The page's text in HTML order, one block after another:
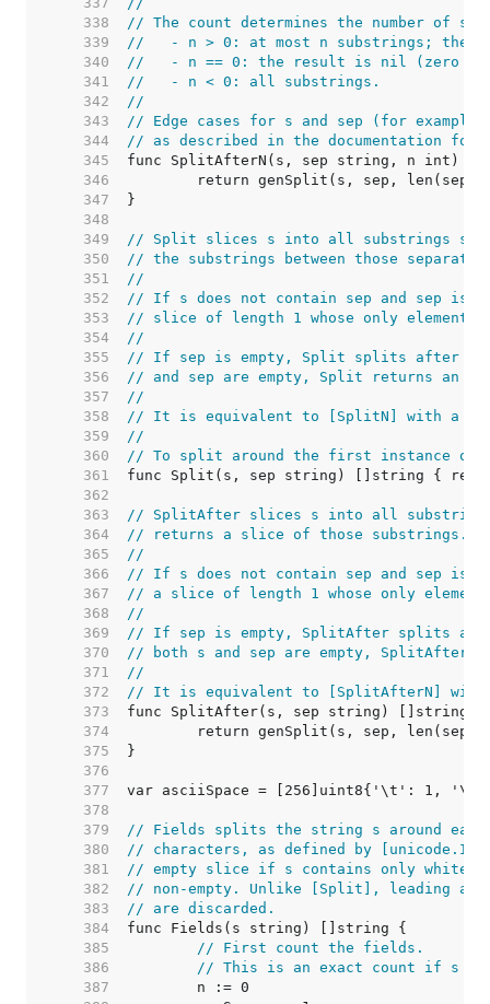
   338
// The count determines the number of
   339
//   - n > 0: at most n substrings; the
   340
//   - n == 0: the result is nil (zero
   341
//   - n < 0: all substrings.
   342
//
   343
// Edge cases for s and sep (for
   344
// as described in the documentation
   345
   346
   347
   348
   349
// Split slices s into all substrings
   350
// the substrings between those
   351
//
   352
// If s does not contain sep and sep is
   353
// slice of length 1 whose only element
   354
//
   355
// If sep is empty, Split splits after
   356
// and sep are empty, Split returns an
   357
//
   358
// It is equivalent to [SplitN] with a
   359
//
   360
// To split around the first instance of
   361
   362
   363
// SplitAfter slices s into all substrings
   364
// returns a slice of those substrings.
   365
//
   366
// If s does not contain sep and sep is
   367
// a slice of length 1 whose only
   368
//
   369
// If sep is empty, SplitAfter splits after
   370
// both s and sep are empty, SplitAfter
   371
//
   372
// It is equivalent to [SplitAfterN] with
   373
   374
   375
   376
   377
   378
   379
// Fields splits the string s around each
   380
// characters, as defined by
   381
// empty slice if s contains only white
   382
// non-empty. Unlike [Split], leading
   383
// are discarded.
   384
   385
// First count the fields.
   386
// This is an exact count if s is
   387